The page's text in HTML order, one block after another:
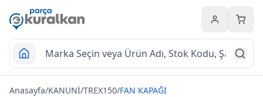
Hesabım
Anasayfa/KANUNİ/TREX150/FAN KAPAĞI